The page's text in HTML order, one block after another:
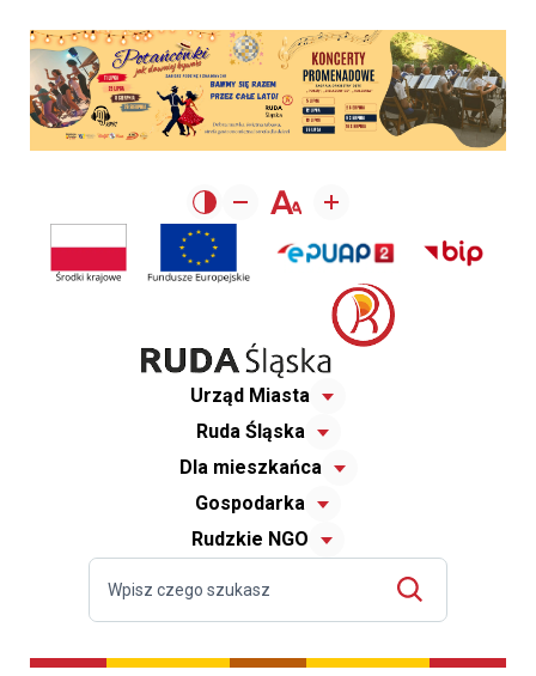
Urząd Miasta
Ruda Śląska
Dla mieszkańca
Gospodarka
Rudzkie NGO